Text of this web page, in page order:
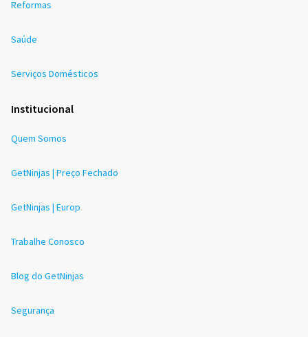
Reformas
Saúde
Serviços Domésticos
Institucional
Quem Somos
GetNinjas | Preço Fechado
GetNinjas | Europ
Trabalhe Conosco
Blog do GetNinjas
Segurança